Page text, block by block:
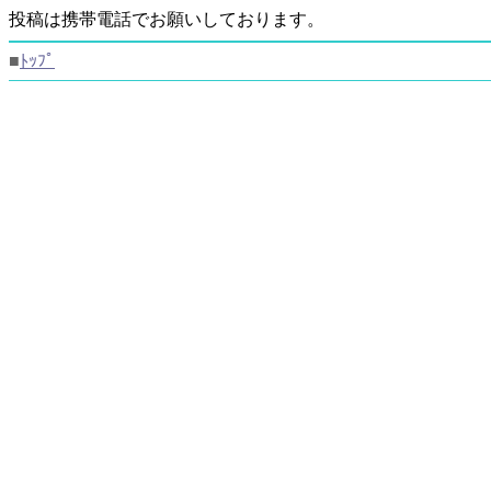
投稿は携帯電話でお願いしております。
■ ﾄｯﾌﾟ